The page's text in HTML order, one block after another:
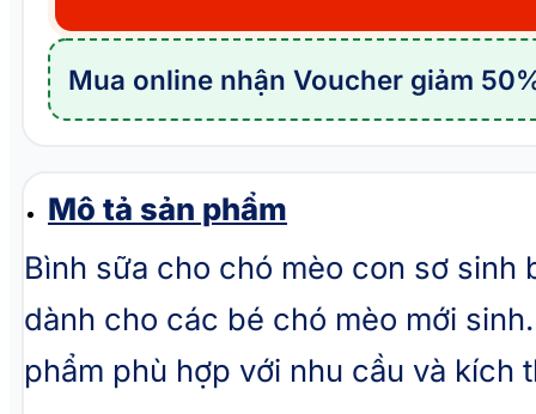
Mô tả sản phẩm
Bình sữa cho chó mèo con sơ sinh
dành cho các bé chó mèo mới
phẩm phù hợp với nhu cầu và kích
chó
mèo
con
bú
PAW
Pet
Silicone
Milk
Bottle
Mua online nhận Voucher giảm